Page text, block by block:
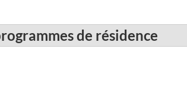
de résidence